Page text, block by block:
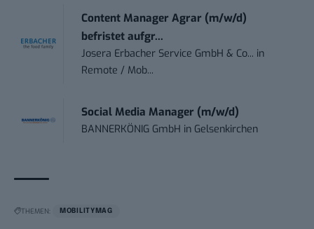
Content Manager Agrar (m/w/d)
befristet aufgr...
Josera Erbacher Service GmbH & Co... in
Remote / Mob...
Social Media Manager (m/w/d)
BANNERKÖNIG GmbH in Gelsenkirchen
THEMEN: MOBILITYMAG